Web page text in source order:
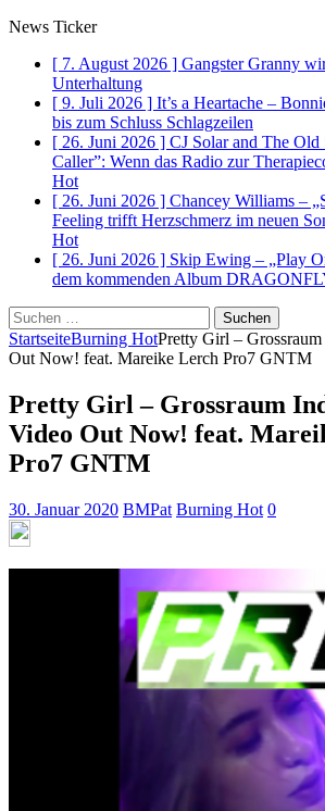
News Ticker
[ 7. August 2026 ] Gangster Granny
Unterhaltung
[ 9. Juli 2026 ] It’s a Heartache –
bis zum Schluss Schlagzeilen
[ 26. Juni 2026 ] CJ Solar and The Old
Caller”: Wenn das Radio zur
Hot
[ 26. Juni 2026 ] Chancey Williams –
Feeling trifft Herzschmerz im neuen
Hot
[ 26. Juni 2026 ] Skip Ewing – „Play
dem kommenden Album
Suchen
nach:
StartseiteBurning HotPretty Girl –
Out Now! feat. Mareike Lerch Pro7 GNTM
Pretty Girl – Grossraum
Video Out Now! feat.
Pro7 GNTM
30. Januar 2020 BMPat Burning Hot 0